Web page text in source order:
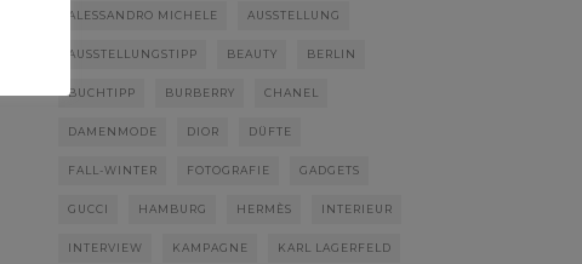
ALESSANDRO MICHELE AUSSTELLUNG
AUSSTELLUNGSTIPP BEAUTY BERLIN
BUCHTIPP BURBERRY CHANEL
DAMENMODE DIOR DÜFTE
FALL-WINTER FOTOGRAFIE GADGETS
GUCCI HAMBURG HERMÈS INTERIEUR
INTERVIEW KAMPAGNE KARL LAGERFELD